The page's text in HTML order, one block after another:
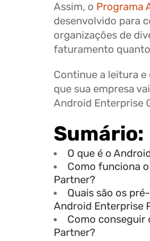
Assim, o Programa
desenvolvido para
organizações de
faturamento
Continue a leitura
que sua empresa
Android Enterprise
Sumário:
O que é o
Como funciona
Partner?
Quais são os
Android Enterprise
Como conseguir
Partner?